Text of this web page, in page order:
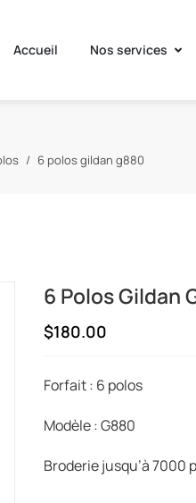
Accueil Nos services
6 polos gildan g880
6 Polos Gildan
$180.00
Forfait : 6 polos
Modèle : G880
Broderie jusqu’à 7000